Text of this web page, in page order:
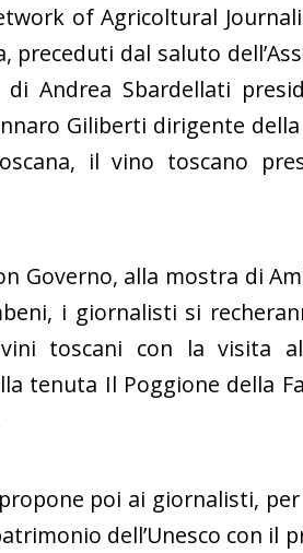
of Agricoltural
preceduti dal saluto
Andrea Sbardellati
Giliberti dirigente della
il vino toscano
Governo, alla mostra di
i giornalisti si
toscani con la visita
tenuta Il Poggione della
poi ai giornalisti,
dell’Unesco con il